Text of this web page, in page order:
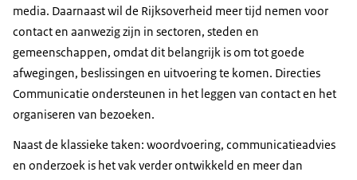
media. Daarnaast wil de Rijksoverheid meer tijd nemen voor
contact en aanwezig zijn in sectoren, steden en
gemeenschappen, omdat dit belangrijk is om tot goede
afwegingen, beslissingen en uitvoering te komen. Directies
Communicatie ondersteunen in het leggen van contact en het
organiseren van bezoeken.
Naast de klassieke taken: woordvoering, communicatieadvies
en onderzoek is het vak verder ontwikkeld en meer dan